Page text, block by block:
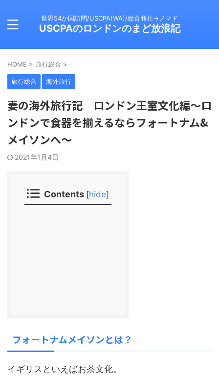
世界54か国訪問/USCPA(WA)/総合商社→ノマド
USCPAのロンドンのまど放浪記
HOME > 旅行総合 >
旅行総合 海外旅行
妻の海外旅行記 ロンドン王室文化編〜ロ
ンドンで食器を揃えるならフォートナム&
メイソンへ〜
2021年1月4日
Contents [hide]
フォートナムメイソンとは？
イギリスといえばお茶文化。